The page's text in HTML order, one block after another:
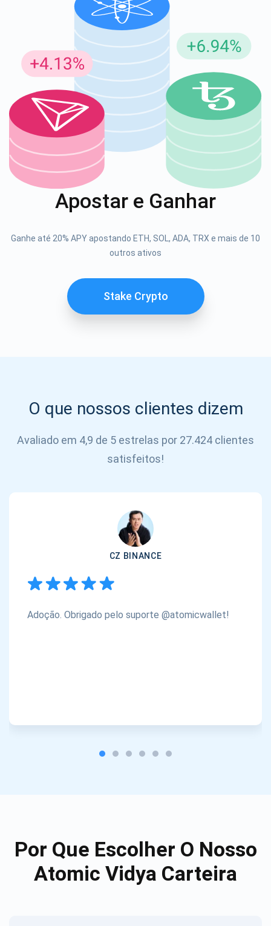
Apostar e Ganhar
Ganhe até 20% APY apostando ETH, SOL, ADA, TRX e mais de 10
outros ativos
Stake Crypto
O que nossos clientes dizem
Avaliado em 4,9 de 5 estrelas por 27.424 clientes
satisfeitos!
CZ BINANCE
Adoção. Obrigado pelo suporte @atomicwallet!
Por Que Escolher O Nosso
Atomic Vidya Carteira
1000.000
SE
INSCREVER
support@atomicwallet.io
Confira nosso YouTube
Inscreva-se para atualizações
Seja o primeiro a receber as últimas atualizações do
projeto e guias de criptografia
Se inscrever